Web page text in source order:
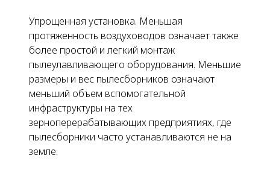
Упрощенная установка. Меньшая
протяженность воздуховодов означает также
более простой и легкий монтаж
пылеулавливающего оборудования. Меньшие
размеры и вес пылесборников означают
меньший объем вспомогательной
инфраструктуры на тех
зерноперерабатывающих предприятиях, где
пылесборники часто устанавливаются не на
земле.